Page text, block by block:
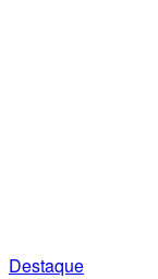
Destaque